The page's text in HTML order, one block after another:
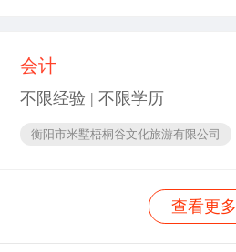
会计
不限经验 | 不限学历
衡阳市米墅梧桐谷文化旅游有限公司
查看更多